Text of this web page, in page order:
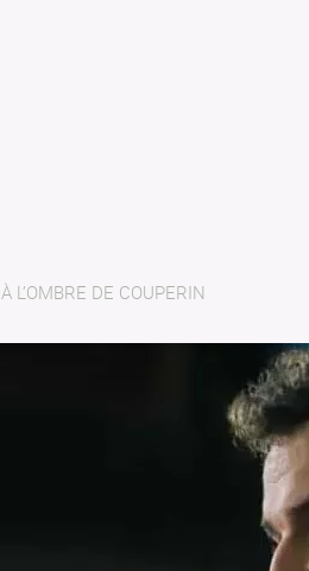
À L’OMBRE DE COUPERIN